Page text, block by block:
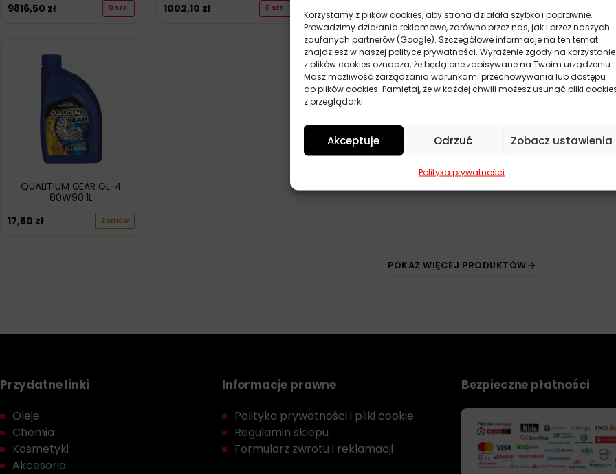
Korzystamy z plików cookies, aby strona działała szybko i poprawnie.
Prowadzimy działania reklamowe, zarówno przez nas, jak i przez naszych
zaufanych partnerów (Google). Szczegółowe informacje na ten temat
znajdziesz w naszej polityce prywatności. Wyrażenie zgody na korzystanie
z plików cookies oznacza, że będą one zapisywane na Twoim urządzeniu.
Masz możliwość zarządzania warunkami przechowywania lub dostępu
do plików cookies. Pamiętaj, że w każdej chwili możesz usunąć pliki
z przeglądarki.
Akceptuje Odrzuć Zobacz ustawienia
Polityka prywatności
9816,50 zł 0 szt.
1002,10 zł 0 szt.
QUALITIUM GEAR GL-4
80W90 1L
17,50 zł Zamów
POKAŻ WIĘCEJ PRODUKTÓW
Przydatne linki
Oleje
Chemia
Kosmetyki
Akcesoria
Informacje prawne
Polityka prywatności i pliki cookie
Regulamin sklepu
Formularz zwrotu i reklamacji
Bezpieczne płatności